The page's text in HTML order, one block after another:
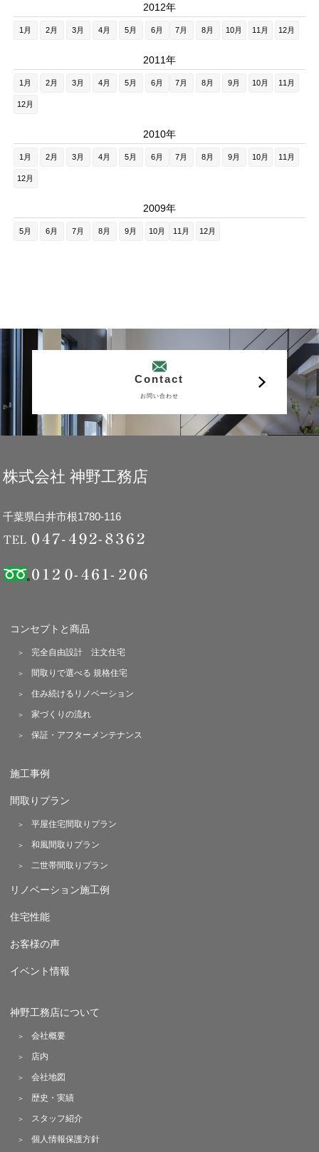
2012年
1月 2月 3月 4月 5月 6月 7月 8月 10月 11月 12月
2011年
1月 2月 3月 4月 5月 6月 7月 8月 9月 10月 11月
12月
2010年
1月 2月 3月 4月 5月 6月 7月 8月 9月 10月 11月
12月
2009年
5月 6月 7月 8月 9月 10月 11月 12月
Contact
お問い合わせ
株式会社 神野工務店
千葉県白井市根1780-116
コンセプトと商品
完全自由設計 注文住宅
間取りで選べる 規格住宅
住み続けるリノベーション
家づくりの流れ
保証・アフターメンテナンス
施工事例
間取りプラン
平屋住宅間取りプラン
和風間取りプラン
二世帯間取りプラン
リノベーション施工例
住宅性能
お客様の声
イベント情報
神野工務店について
会社概要
店内
会社地図
歴史・実績
スタッフ紹介
個人情報保護方針